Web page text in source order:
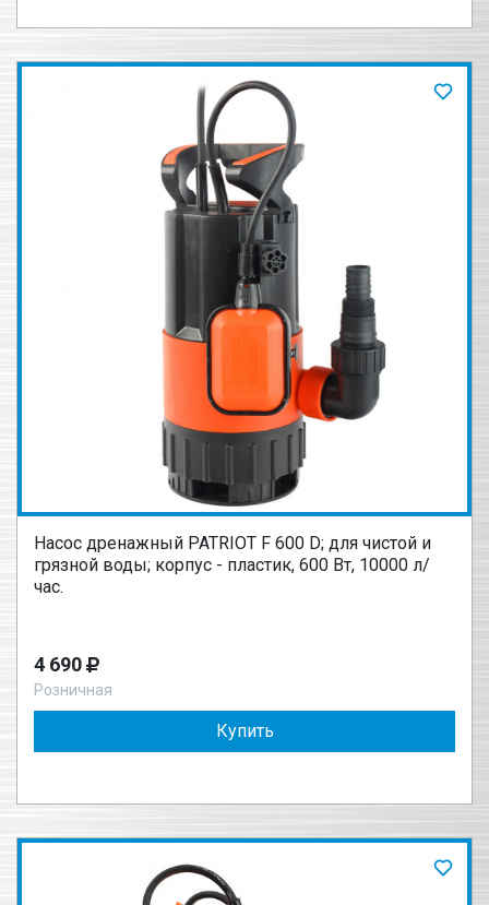
Насос дренажный PATRIOT F 600 D; для чистой и
грязной воды; корпус - пластик, 600 Вт, 10000 л/
час.
4 690
Розничная
Купить